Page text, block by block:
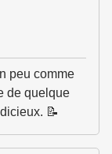
peu comme
de quelque
📝